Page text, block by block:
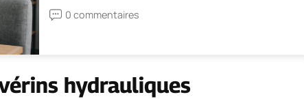
0 commentaires
hydrauliques